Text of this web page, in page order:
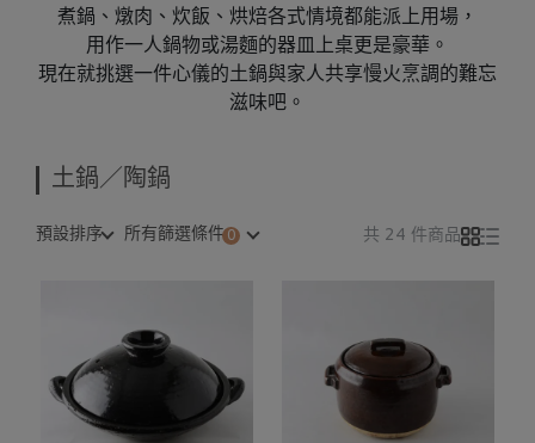
煮鍋、燉肉、炊飯、烘焙各式情境都能派上用場，
用作一人鍋物或湯麵的器皿上桌更是豪華。
現在就挑選一件心儀的土鍋與家人共享慢火烹調的難忘
滋味吧 。
土鍋／陶鍋
預設排序 所有篩選條件 共 24 件商品